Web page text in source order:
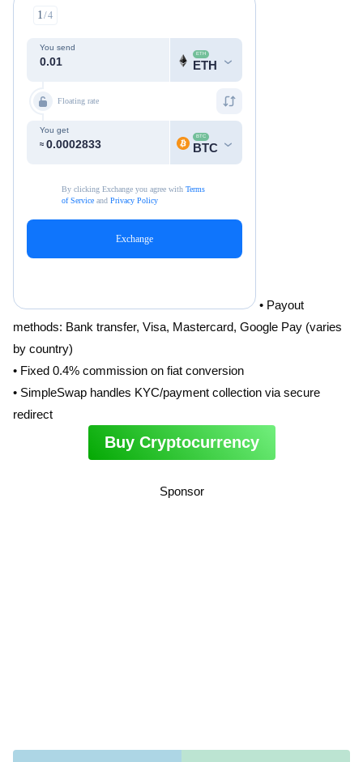
• Payout
methods: Bank transfer, Visa, Mastercard, Google Pay (varies
by country)
• Fixed 0.4% commission on fiat conversion
• SimpleSwap handles KYC/payment collection via secure
redirect
Buy Cryptocurrency
Sponsor